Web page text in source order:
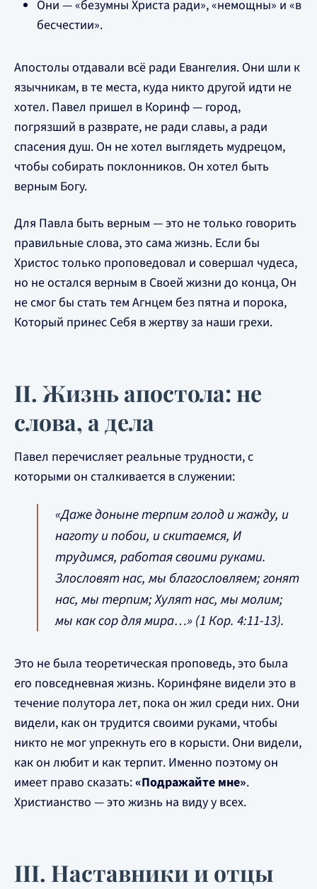
Они — «безумны Христа ради», «немощны» и «в
бесчестии».
Апостолы отдавали всё ради Евангелия. Они шли к
язычникам, в те места, куда никто другой идти не
хотел. Павел пришел в Коринф — город,
погрязший в разврате, не ради славы, а ради
спасения душ. Он не хотел выглядеть мудрецом,
чтобы собирать поклонников. Он хотел быть
верным Богу.
Для Павла быть верным — это не только говорить
правильные слова, это сама жизнь. Если бы
Христос только проповедовал и совершал чудеса,
но не остался верным в Своей жизни до конца, Он
не смог бы стать тем Агнцем без пятна и порока,
Который принес Себя в жертву за наши грехи.
II. Жизнь апостола: не
слова, а дела
Павел перечисляет реальные трудности, с
которыми он сталкивается в служении:
«Даже доныне терпим голод и жажду, и
наготу и побои, и скитаемся, И
трудимся, работая своими руками.
Злословят нас, мы благословляем; гонят
нас, мы терпим; Хулят нас, мы молим;
мы как сор для мира…» (1 Кор. 4:11-13).
Это не была теоретическая проповедь, это была
его повседневная жизнь. Коринфяне видели это в
течение полутора лет, пока он жил среди них. Они
видели, как он трудится своими руками, чтобы
никто не мог упрекнуть его в корысти. Они видели,
как он любит и как терпит. Именно поэтому он
имеет право сказать:«Подражайте мне».
Христианство — это жизнь на виду у всех.
III. Наставники и отцы